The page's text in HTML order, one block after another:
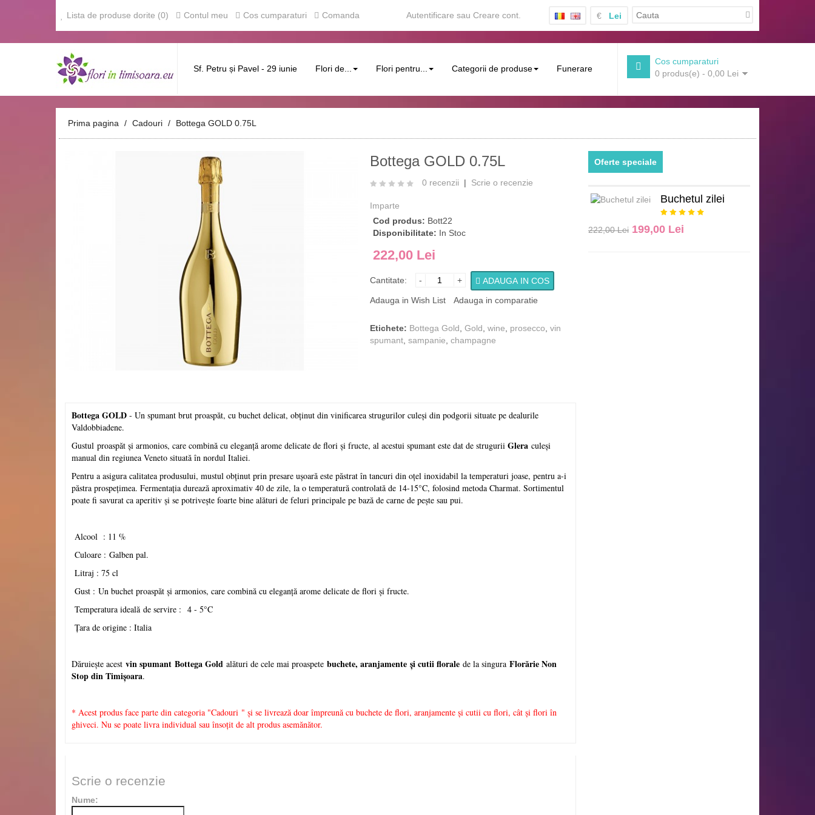
Lista de produse dorite (0) Contul meu Cos cumparaturi Comanda Autentificare sau Creare cont. € Lei
Sf. Petru și Pavel - 29 iunie Flori de... Flori pentru... Categorii de produse Funerare
Cos cumparaturi
0 produs(e) - 0,00 Lei
Prima pagina Cadouri Bottega GOLD 0.75L
Bottega GOLD 0.75L
0 recenzii | Scrie o recenzie
Imparte
Cod produs: Bott22
Disponibilitate: In Stoc
222,00 Lei
Cantitate: - +
ADAUGA IN COS
Adauga in Wish List
Adauga in comparatie
Etichete: Bottega Gold ,Gold ,wine prosecco ,vin
spumant ,sampanie ,champagne
Bottega GOLD - Un spumant brut proaspăt, cu buchet delicat, obţinut din vinificarea strugurilor culeşi din podgorii situate pe dealurile
Valdobbiadene.
Gustul proaspăt şi armonios, care combină cu eleganţă arome delicate de flori şi fructe, al acestui spumant este dat de strugurii Glera culeși
manual din regiunea Veneto situată în nordul Italiei.
Pentru a asigura calitatea produsului, mustul obţinut prin presare uşoară este păstrat în tancuri din oţel inoxidabil la temperaturi joase, pentru a-i
păstra prospeţimea. Fermentaţia durează aproximativ 40 de zile, la o temperatură controlată de 14-15°C, folosind metoda Charmat. Sortimentul
poate fi savurat ca aperitiv şi se potriveşte foarte bine alături de feluri principale pe bază de carne de peşte sau pui.
Alcool : 11 %
Culoare : Galben pal.
Litraj : 75 cl
Gust : Un buchet proaspăt şi armonios, care combină cu eleganţă arome delicate de flori şi fructe.
Temperatura ideală de servire : 4 - 5°C
Țara de origine : Italia
Dăruiește acest vin spumant Bottega Gold alături de cele mai proaspete buchete, aranjamente și cutii florale de la singura Florărie Non
Stop din Timișoara.
* Acest produs face parte din categoria "Cadouri " și se livrează doar împreună cu buchete de flori, aranjamente și cutii cu flori, cât și flori în
ghiveci. Nu se poate livra individual sau însoțit de alt produs asemănător.
Scrie o recenzie
Nume:
Oferte speciale
Buchetul zilei
222,00 Lei 199,00 Lei